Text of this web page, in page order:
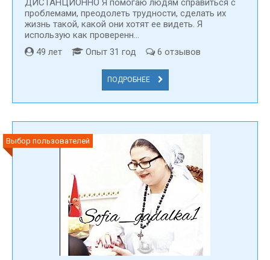
ДИСТАНЦИОННО Я помогаю людям справиться с
проблемами, преодолеть трудности, сделать их
жизнь такой, какой они хотят ее видеть. Я
использую как проверенн...
49 лет
Опыт 31 год 6 отзывов
ПОДРОБНЕЕ
Выбор пользователей